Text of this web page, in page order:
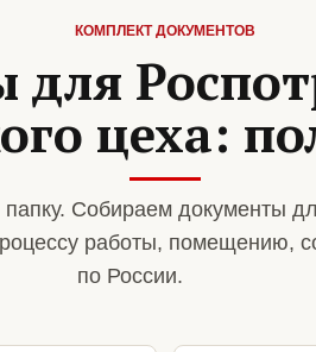
КОМПЛЕКТ ДОКУМЕНТОВ
цеха:
Собираем документы
работы, помещению,
по России.